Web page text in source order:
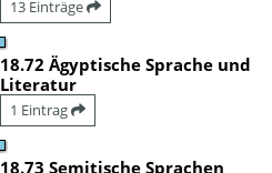
13 Einträge
18.72 Ägyptische Sprache und
Literatur
1 Eintrag
18.73 Semitische Sprachen